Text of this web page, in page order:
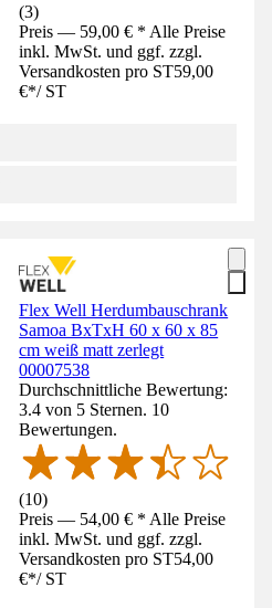
(3)
Preis — 59,00 € * Alle Preise
inkl. MwSt. und ggf. zzgl.
Versandkosten pro ST59,00
€*/ ST
Flex Well Herdumbauschrank
Samoa BxTxH 60 x 60 x 85
cm weiß matt zerlegt
00007538
Durchschnittliche Bewertung:
3.4 von 5 Sternen. 10
Bewertungen.
(10)
Preis — 54,00 € * Alle Preise
inkl. MwSt. und ggf. zzgl.
Versandkosten pro ST54,00
€*/ ST